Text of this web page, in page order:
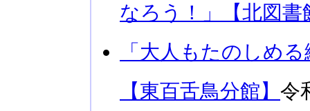
なろう！」【北図書
「大人もたのしめ
【東百舌鳥分館】 令